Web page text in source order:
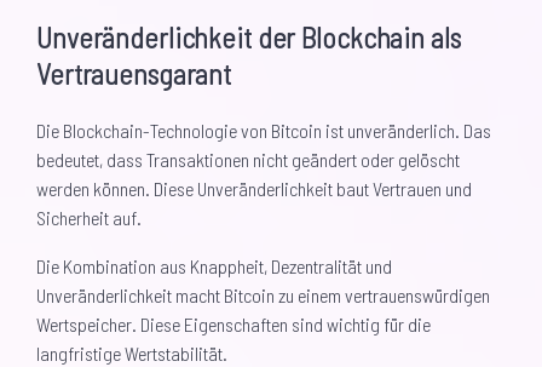
Unveränderlichkeit der Blockchain als
Vertrauensgarant
Die Blockchain-Technologie von Bitcoin ist unveränderlich. Das
bedeutet, dass Transaktionen nicht geändert oder gelöscht
werden können. Diese Unveränderlichkeit baut Vertrauen und
Sicherheit auf.
Die Kombination aus Knappheit, Dezentralität und
Unveränderlichkeit macht Bitcoin zu einem vertrauenswürdigen
Wertspeicher. Diese Eigenschaften sind wichtig für die
langfristige Wertstabilität.